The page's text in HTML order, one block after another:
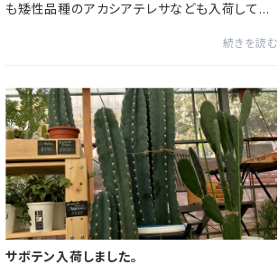
も矮性品種のアカシアテレサなども入荷してお
ります！続いてカリステモンです。ユッカ ロスト
lowerVillage川崎市...
続きを読む
サボテン入荷しました。